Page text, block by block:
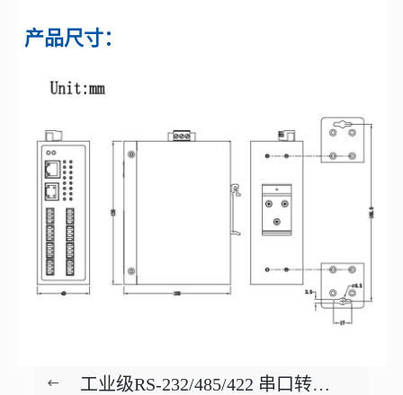
产品尺寸：
工业级RS-232/485/422 串口转